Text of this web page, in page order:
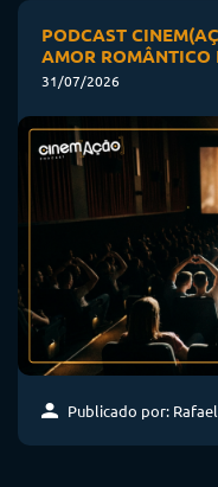
PODCAST
AMOR ROMÂNTICO
31/07/2026
Publicado por: